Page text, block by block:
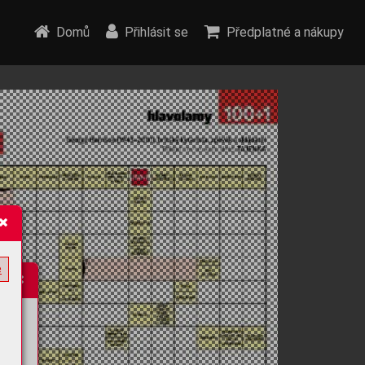
Domů Přihlásit se Předplatné a nákupy